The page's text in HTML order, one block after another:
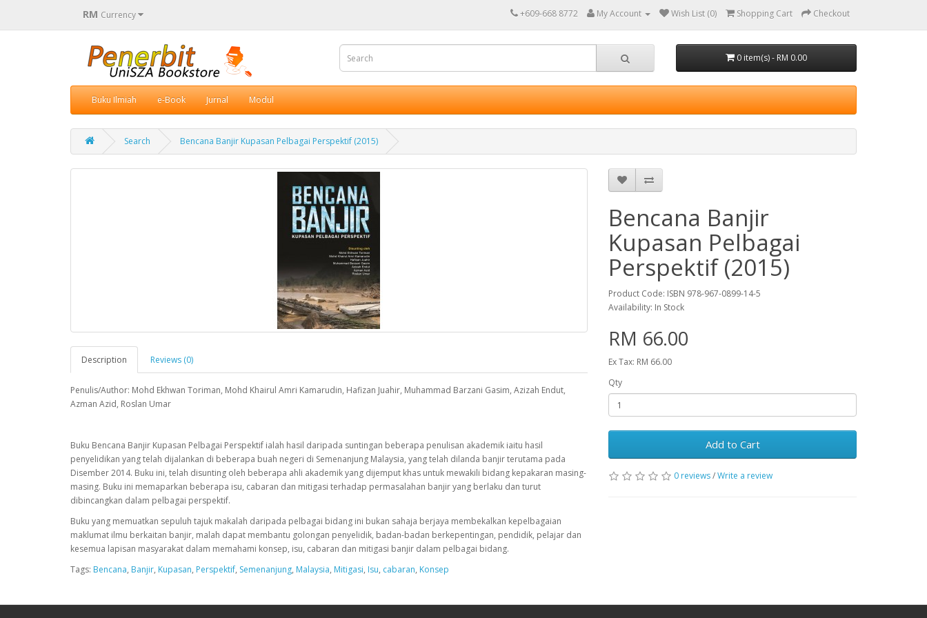
RM Currency +609-668 8772 My Account Wish List (0) Shopping Cart Checkout
0 item(s) - RM 0.00
Buku Ilmiah e-Book Jurnal Modul
Search Bencana Banjir Kupasan Pelbagai Perspektif (2015)
Description Reviews (0)
Penulis/Author: Mohd Ekhwan Toriman, Mohd Khairul Amri Kamarudin, Hafizan Juahir, Muhammad Barzani Gasim, Azizah Endut,
Azman Azid, Roslan Umar
Buku Bencana Banjir Kupasan Pelbagai Perspektif ialah hasil daripada suntingan beberapa penulisan akademik iaitu hasil
penyelidikan yang telah dijalankan di beberapa buah negeri di Semenanjung Malaysia, yang telah dilanda banjir terutama pada
Disember 2014. Buku ini, telah disunting oleh beberapa ahli akademik yang dijemput khas untuk mewakili bidang kepakaran masing-
masing. Buku ini memaparkan beberapa isu, cabaran dan mitigasi terhadap permasalahan banjir yang berlaku dan turut
dibincangkan dalam pelbagai perspektif.
Buku yang memuatkan sepuluh tajuk makalah daripada pelbagai bidang ini bukan sahaja berjaya membekalkan kepelbagaian
maklumat ilmu berkaitan banjir, malah dapat membantu golongan penyelidik, badan-badan berkepentingan, pendidik, pelajar dan
kesemua lapisan masyarakat dalam memahami konsep, isu, cabaran dan mitigasi banjir dalam pelbagai bidang.
Bencana Banjir
Kupasan Pelbagai
Perspektif (2015)
Product Code: ISBN 978-967-0899-14-5
Availability: In Stock
RM 66.00
Ex Tax: RM 66.00
Qty
Add to Cart
0 reviews/Write a review
Tags: Bencana, Banjir, Kupasan, Perspektif, Semenanjung, Malaysia, Mitigasi, Isu, cabaran, Konsep